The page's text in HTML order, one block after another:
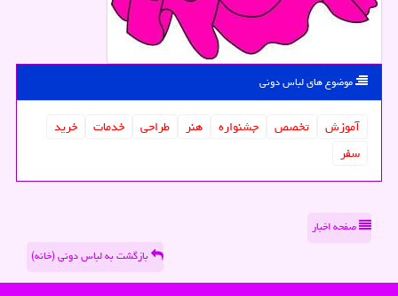
موضوع های لباس دونی
آموزش تخصص جشنواره هنر طراحی خدمات
خرید
سفر
صفحه اخبار
بازگشت به لباس دونی (خانه)